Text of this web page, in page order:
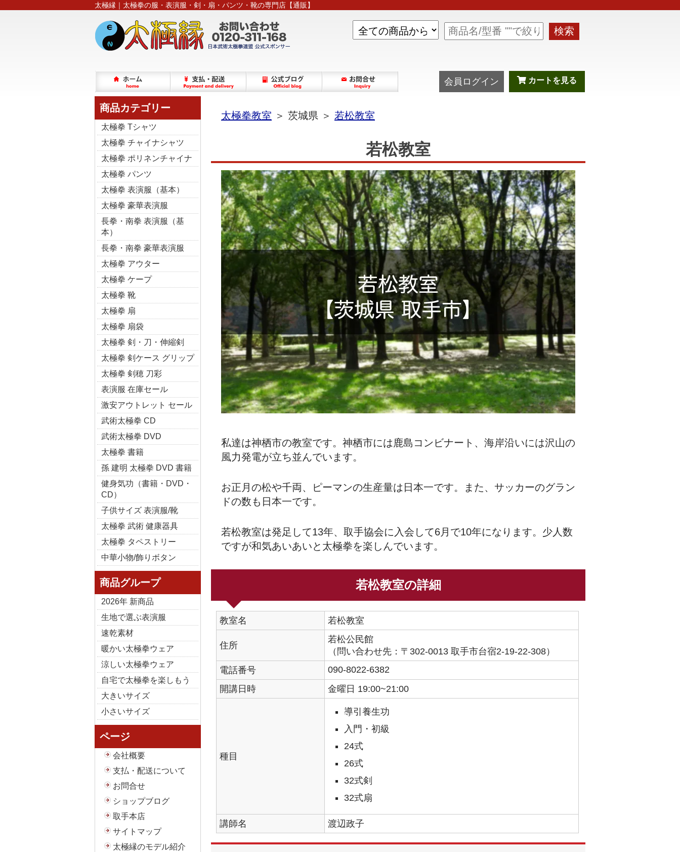
太極縁｜太極拳の服・表演服・剣・扇・パンツ・靴の専門店【通販】
検索
会員ログイン カートを見る
商品カテゴリー
太極拳 Tシャツ
太極拳 チャイナシャツ
太極拳 ポリネンチャイナ
太極拳 パンツ
太極拳 表演服（基本）
太極拳 豪華表演服
長拳・南拳 表演服（基
本）
長拳・南拳 豪華表演服
太極拳 アウター
太極拳 ケープ
太極拳 靴
太極拳 扇
太極拳 扇袋
太極拳 剣・刀・伸縮剣
太極拳 剣ケース グリップ
太極拳 剣穂 刀彩
表演服 在庫セール
激安アウトレット セール
武術太極拳 CD
武術太極拳 DVD
太極拳 書籍
孫 建明 太極拳 DVD 書籍
健身気功（書籍・DVD・
CD）
子供サイズ 表演服/靴
太極拳 武術 健康器具
太極拳 タペストリー
中華小物/飾りボタン
商品グループ
2026年 新商品
生地で選ぶ表演服
速乾素材
暖かい太極拳ウェア
涼しい太極拳ウェア
自宅で太極拳を楽しもう
大きいサイズ
小さいサイズ
ページ
会社概要
支払・配送について
お問合せ
ショップブログ
取手本店
サイトマップ
太極縁のモデル紹介
太極拳教室 ＞ 茨城県 ＞ 若松教室
若松教室
私達は神栖市の教室です。神栖市には鹿島コンビナート、海岸沿いには沢山の
風力発電が立ち並んでいます。
お正月の松や千両、ピーマンの生産量は日本一です。また、サッカーのグラン
ドの数も日本一です。
若松教室は発足して13年、取手協会に入会して6月で10年になります。少人数
ですが和気あいあいと太極拳を楽しんでいます。
若松教室の詳細
教室名 若松教室
住所
若松公民館
（問い合わせ先：〒302-0013 取手市台宿2-19-22-308）
電話番号
090-8022-6382
開講日時
金曜日 19:00~21:00
種目
導引養生功
入門・初級
24式
26式
32式剣
32式扇
講師名 渡辺政子